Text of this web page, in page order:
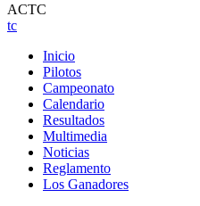
ACTC
tc
Inicio
Pilotos
Campeonato
Calendario
Resultados
Multimedia
Noticias
Reglamento
Los Ganadores